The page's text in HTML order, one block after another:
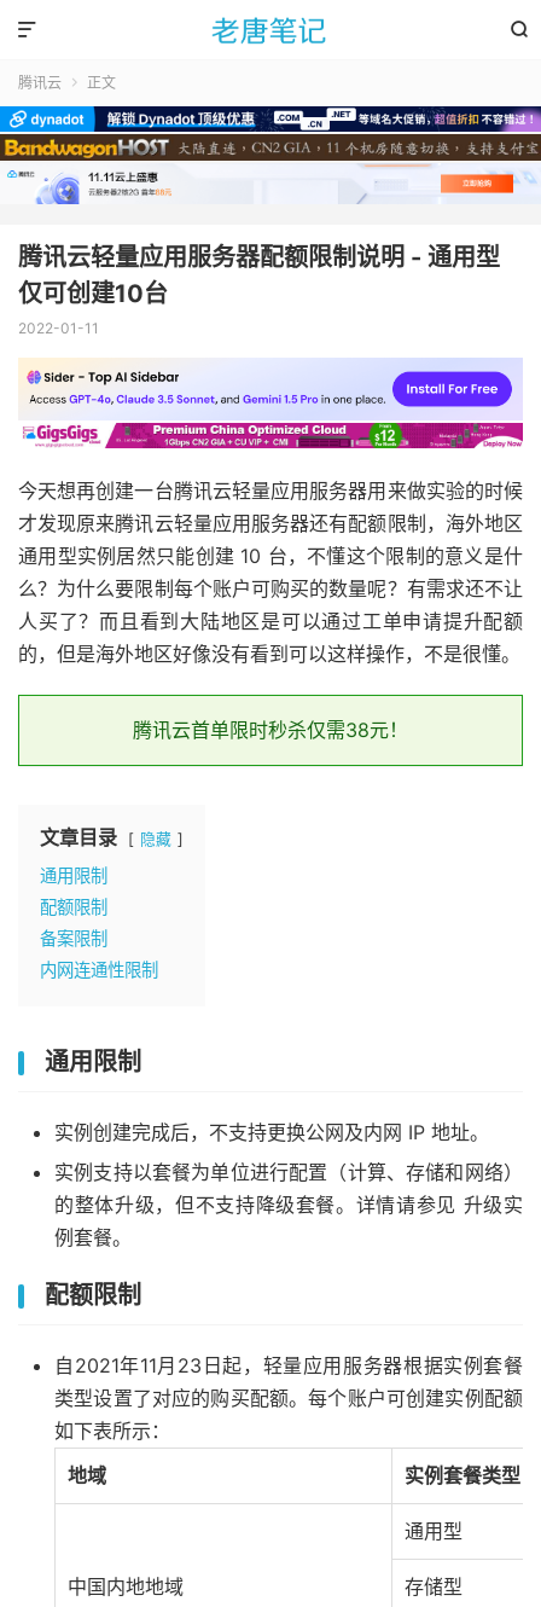


腾讯云  正文
腾讯云轻量应用服务器配额限制说明 - 通用型
仅可创建10台
2022-01-11
今天想再创建一台腾讯云轻量应用服务器用来做实验的时候
才发现原来腾讯云轻量应用服务器还有配额限制，海外地区
通用型实例居然只能创建 10 台，不懂这个限制的意义是什
么？为什么要限制每个账户可购买的数量呢？有需求还不让
人买了？而且看到大陆地区是可以通过工单申请提升配额
的，但是海外地区好像没有看到可以这样操作，不是很懂。
腾讯云首单限时秒杀仅需38元！
文章目录 隐藏
通用限制
配额限制
备案限制
内网连通性限制
通用限制
实例创建完成后，不支持更换公网及内网 IP 地址。
实例支持以套餐为单位进行配置（计算、存储和网络）
的整体升级，但不支持降级套餐。详情请参见 升级实
例套餐。
配额限制
自2021年11月23日起，轻量应用服务器根据实例套餐
类型设置了对应的购买配额。每个账户可创建实例配额
如下表所示：
地域
实例套餐类型
中国内地地域
通用型
存储型